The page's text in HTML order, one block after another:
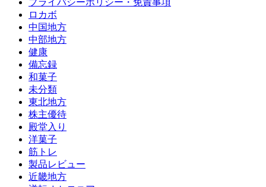
プライバシーポリシー・免責事項
ロカボ
中国地方
中部地方
健康
備忘録
和菓子
未分類
東北地方
株主優待
殿堂入り
洋菓子
筋トレ
製品レビュー
近畿地方